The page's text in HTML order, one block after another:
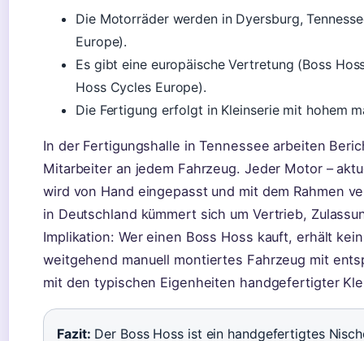
Die Motorräder werden in Dyersburg,
Europe).
Es gibt eine europäische Vertretung (Boss
Hoss Cycles Europe).
Die Fertigung erfolgt in Kleinserie mit hohem
In der Fertigungshalle in Tennessee arbeiten
Mitarbeiter an jedem Fahrzeug. Jeder Motor –
wird von Hand eingepasst und mit dem Rahmen
in Deutschland kümmert sich um Vertrieb,
Implikation: Wer einen Boss Hoss kauft, erhält
weitgehend manuell montiertes Fahrzeug mit
mit den typischen Eigenheiten handgefertigter
Fazit: Der Boss Hoss ist ein handgefertigtes